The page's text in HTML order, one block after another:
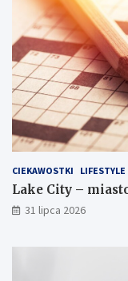
CIEKAWOSTKI LIFESTYLE
Lake City –
31 lipca 2026